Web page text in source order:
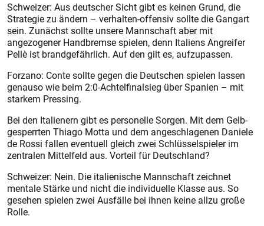
Schweizer: Aus deutscher Sicht gibt es keinen Grund, die
Strategie zu ändern – verhalten-offensiv sollte die Gangart
sein. Zunächst sollte unsere Mannschaft aber mit
angezogener Handbremse spielen, denn Italiens Angreifer
Pellè ist brandgefährlich. Auf den gilt es, aufzupassen.
Forzano: Conte sollte gegen die Deutschen spielen lassen
genauso wie beim 2:0-Achtelfinalsieg über Spanien – mit
starkem Pressing.
Bei den Italienern gibt es personelle Sorgen. Mit dem Gelb-
gesperrten Thiago Motta und dem angeschlagenen Daniele
de Rossi fallen eventuell gleich zwei Schlüsselspieler im
zentralen Mittelfeld aus. Vorteil für Deutschland?
Schweizer: Nein. Die italienische Mannschaft zeichnet
mentale Stärke und nicht die individuelle Klasse aus. So
gesehen spielen zwei Ausfälle bei ihnen keine allzu große
Rolle.